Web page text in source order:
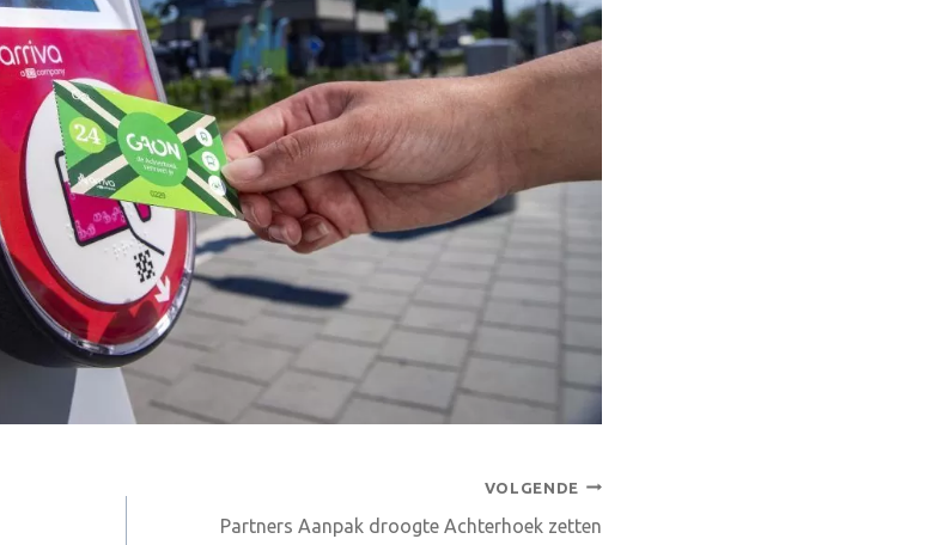
VOLGENDE
Partners Aanpak droogte Achterhoek zetten